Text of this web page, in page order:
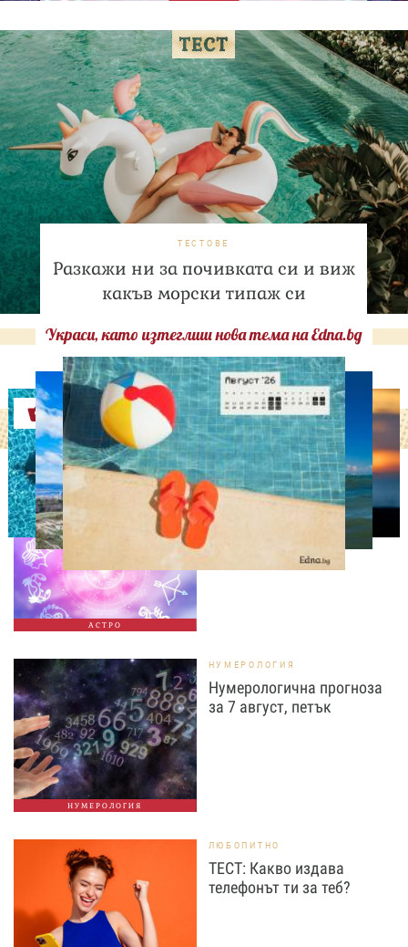
ТЕСТОВЕ
Разкажи ни за почивката си и виж
какъв морски типаж си
Украси, като изтеглиш нова тема на Edna.bg
Оферти
АСТРО
АСТРОЛОГИЯ
Дневен хороскоп за 7
август, петък
НУМЕРОЛОГИЯ
НУМЕРОЛОГИЯ
Нумерологична прогноза
за 7 август, петък
ЛЮБОПИТНО
ТЕСТ: Какво издава
телефонът ти за теб?